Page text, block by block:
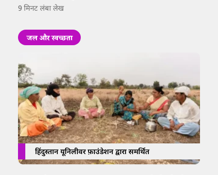
9 मिनट लंबा लेख
जल और स्वच्छता
हिंदुस्तान यूनिलीवर फ़ाउंडेशन द्वारा समर्थित